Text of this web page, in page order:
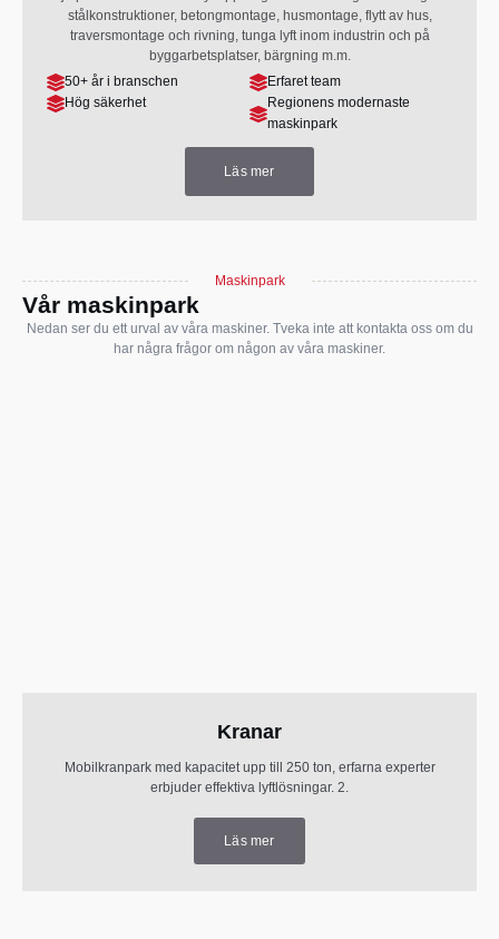
stålkonstruktioner, betongmontage, husmontage, flytt av hus,
traversmontage och rivning, tunga lyft inom industrin och på
byggarbetsplatser, bärgning m.m.
50+ år i branschen
Erfaret team
Hög säkerhet
Regionens modernaste
maskinpark
Läs mer
Maskinpark
Vår maskinpark
Nedan ser du ett urval av våra maskiner. Tveka inte att kontakta oss om du
har några frågor om någon av våra maskiner.
Kranar
Mobilkranpark med kapacitet upp till 250 ton, erfarna experter
erbjuder effektiva lyftlösningar. 2.
Läs mer